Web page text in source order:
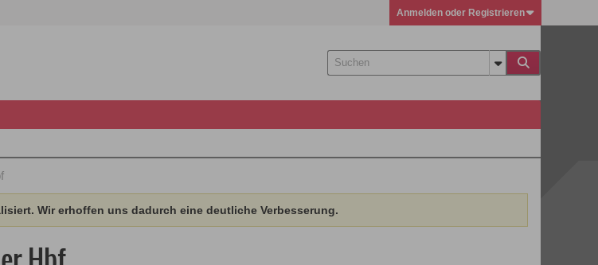
Anmelden oder Registrieren
Wir erhoffen uns dadurch eine deutliche Verbesserung.